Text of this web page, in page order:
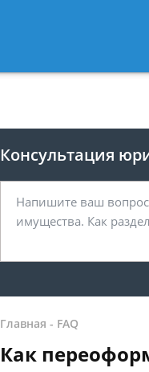
Консультация
Главная - FAQ
Как